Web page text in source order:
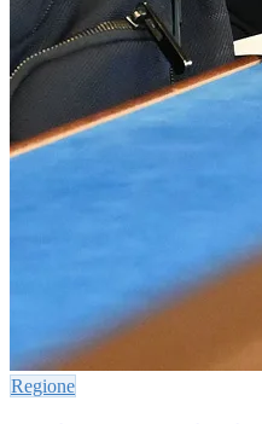
Regione